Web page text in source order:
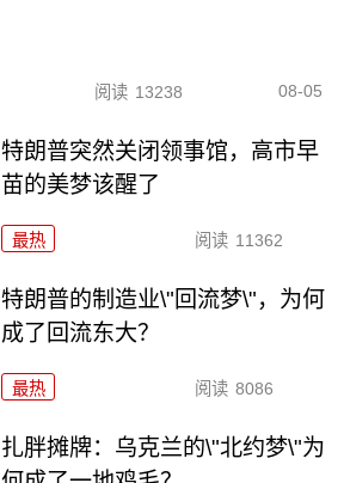
阅读 13238 08-05
特朗普突然关闭领事馆，高市早
苗的美梦该醒了
最热 阅读 11362
特朗普的制造业\"回流梦\"，为何
成了回流东大？
最热 阅读 8086
扎胖摊牌：乌克兰的\"北约梦\"为